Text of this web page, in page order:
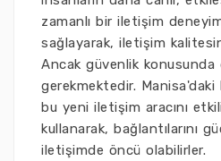
zamanlı bir iletişim
sağlayarak, iletişim
Ancak güvenlik konusunda
gerekmektedir.
bu yeni iletişim aracını
kullanarak, bağlantılarını
iletişimde öncü olabilirler.